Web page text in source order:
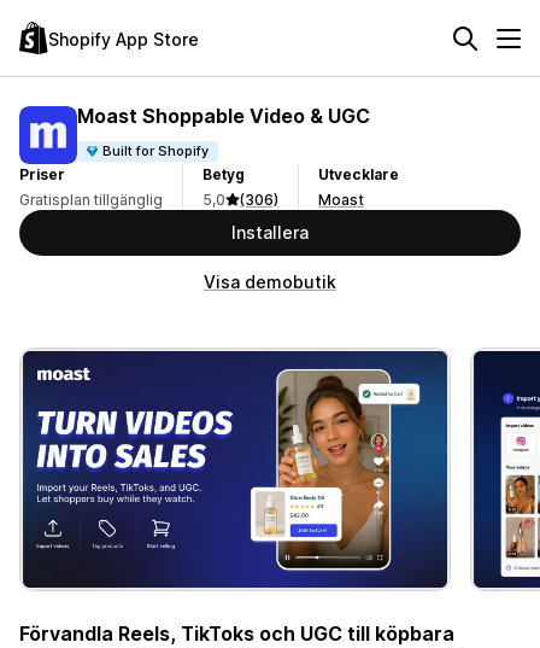
Shopify App Store
Moast Shoppable Video & UGC
Built for Shopify
Priser
Gratisplan tillgänglig
Betyg
5,0
(306)
Utvecklare
Moast
Installera
Visa demobutik
Förvandla Reels, TikToks och UGC till köpbara